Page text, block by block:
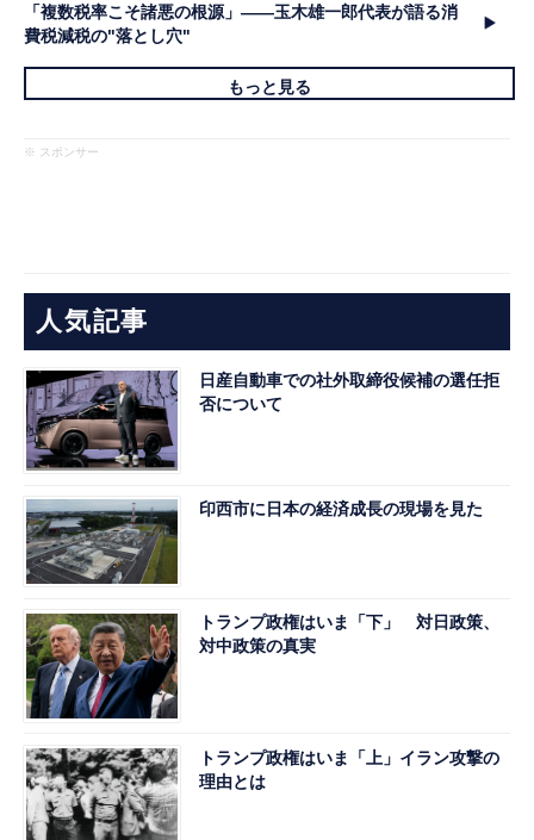
「複数税率こそ諸悪の根源」――玉木雄一郎代表が語る消
費税減税の"落とし穴"
もっと見る
※ スポンサー
人気記事
日産自動車での社外取締役候補の選任拒
否について
印西市に日本の経済成長の現場を見た
トランプ政権はいま「下」 対日政策、
対中政策の真実
トランプ政権はいま「上」イラン攻撃の
理由とは